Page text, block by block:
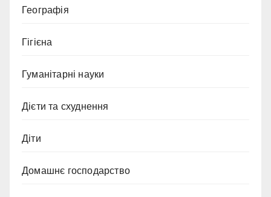
Географія
Гігієна
Гуманітарні науки
Дієти та схуднення
Діти
Домашнє господарство